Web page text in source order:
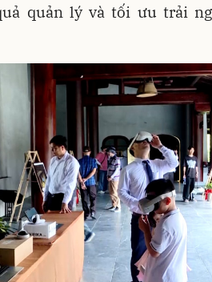
quản lý và tối ưu trải